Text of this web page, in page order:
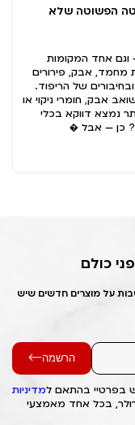
הפשוטה שלא
וגם אחד המקומות
מחמד, אבק, פירורים
של הריפוד.
אבק, חומרי ניקוי או
נמצא דווקא בכלי
כן — אבל �
כולם
על מוצרים חדשים שיש
הרשמה
בפרטיי בהתאם למדיניות
בכל אחד מאמצעי